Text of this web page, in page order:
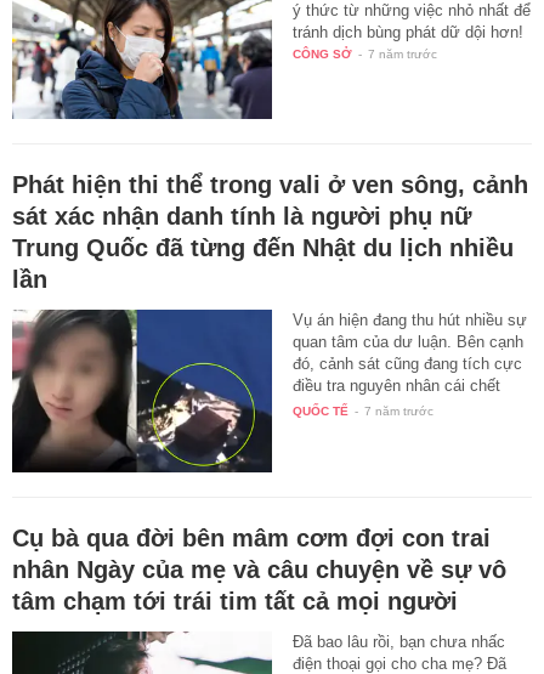
ý thức từ những việc nhỏ nhất để
tránh dịch bùng phát dữ dội hơn!
CÔNG SỞ - 7 năm trước
Phát hiện thi thể trong vali ở ven sông, cảnh
sát xác nhận danh tính là người phụ nữ
Trung Quốc đã từng đến Nhật du lịch nhiều
lần
Vụ án hiện đang thu hút nhiều sự
quan tâm của dư luận. Bên cạnh
đó, cảnh sát cũng đang tích cực
điều tra nguyên nhân cái chết
của…
QUỐC TẾ - 7 năm trước
Cụ bà qua đời bên mâm cơm đợi con trai
nhân Ngày của mẹ và câu chuyện về sự vô
tâm chạm tới trái tim tất cả mọi người
Đã bao lâu rồi, bạn chưa nhấc
điện thoại gọi cho cha mẹ? Đã